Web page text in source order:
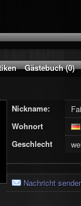
Gästebuch (0)
Nickname:
Wohnort
Geschlecht
Nachricht